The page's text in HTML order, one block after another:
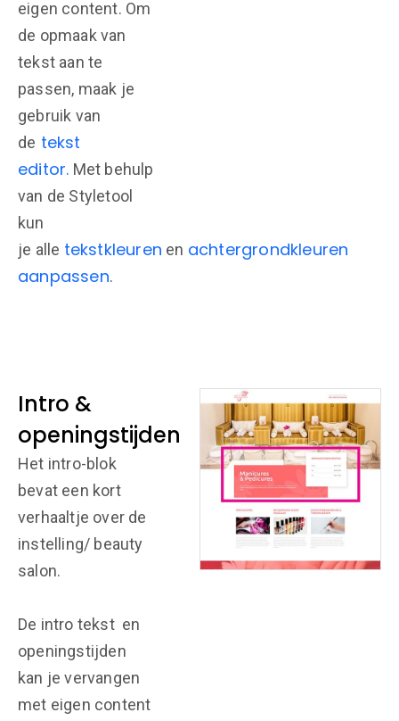
eigen content. Om
de opmaak van
tekst aan te
passen, maak je
gebruik van
de tekst
editor. Met behulp
van de Styletool
kun
je alle tekstkleuren en achtergrondkleuren
aanpassen.
Intro &
openingstijden
Het intro-blok
bevat een kort
verhaaltje over de
instelling/ beauty
salon.
De intro tekst en
openingstijden
kan je vervangen
met eigen content